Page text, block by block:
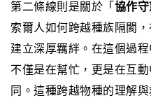
第二條線則是關於「 協作守
索爾人如何跨越種族隔閡
建立深厚羈絆。在這個過
不僅是在幫忙，更是在互
同。這種跨越物種的理解